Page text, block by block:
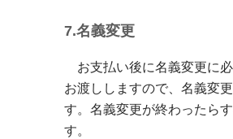
7.名義変更
お支払い後に名義変更に
お渡ししますので、名義変
す。名義変更が終わったら
す。